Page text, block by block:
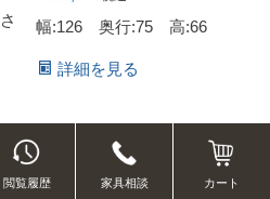
幅:126 奥行:75 高:66
詳細を見る
閲覧履歴 家具相談 カート